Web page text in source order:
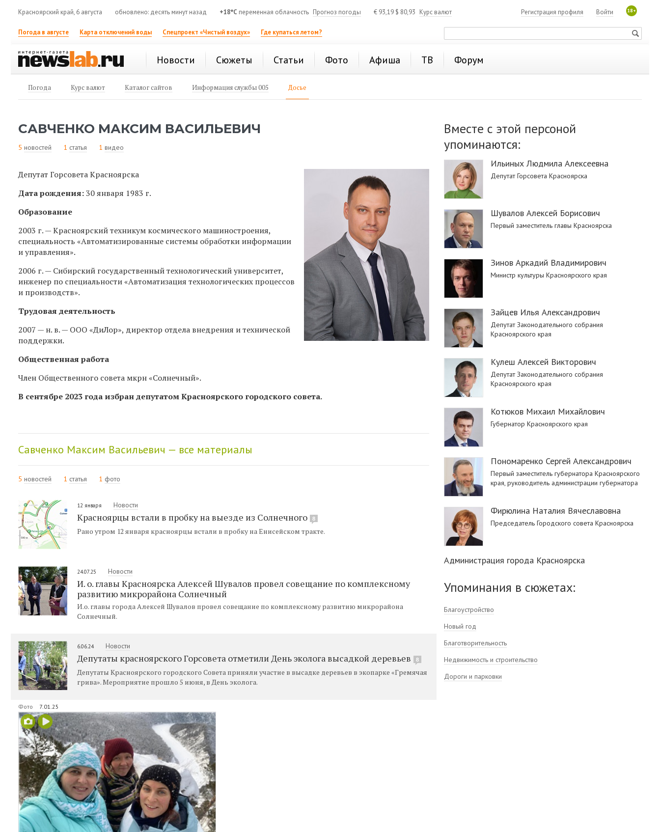
Красноярский край, 6 августа обновлено: десять минут назад +18°C переменная облачность Прогноз погоды € 93,19 $ 80,93 Курс валют 18+
Войти
Регистрация профиля
Погода в августе Карта отключений воды Спецпроект «Чистый воздух» Где купаться летом?
Новости Сюжеты Статьи Фото Афиша ТВ Форум
Погода Курс валют Каталог сайтов Информация службы 005 Досье
САВЧЕНКО МАКСИМ ВАСИЛЬЕВИЧ
5 новостей 1 статья 1 видео
Депутат Горсовета Красноярска
Дата рождения:30 января 1983 г.
Образование
2003 г. — Красноярский техникум космического машиностроения,
специальность «Автоматизированные системы обработки информации
и управления».
2006 г. — Сибирский государственный технологический университет,
инженер по специальности «Автоматизация технологических процессов
и производств».
Трудовая деятельность
2007 — н. в. — ООО «ДиЛор», директор отдела внедрения и технической
поддержки.
Общественная работа
Член Общественного совета мкрн «Солнечный».
В сентябре 2023 года избран депутатом Красноярского городского совета.
Савченко Максим Васильевич — все материалы
5 новостей 1 статья 1 фото
12 января Новости
Красноярцы встали в пробку на выезде из Солнечного 8
Рано утром 12 января красноярцы встали в пробку на Енисейском тракте.
24.07.25 Новости
И. о. главы Красноярска Алексей Шувалов провел совещание по комплексному
развитию микрорайона Солнечный
И.о. главы города Алексей Шувалов провел совещание по комплексному развитию микрорайона
Солнечный.
6.06.24 Новости
Депутаты красноярского Горсовета отметили День эколога высадкой деревьев 8
Депутаты Красноярского городского Совета приняли участие в высадке деревьев в экопарке «Гремячая
грива». Мероприятие прошло 5 июня, в День эколога.
Фото 7.01.25
Вместе с этой персоной
упоминаются:
Ильиных Людмила Алексеевна
Депутат Горсовета Красноярска
Шувалов Алексей Борисович
Первый заместитель главы Красноярска
Зинов Аркадий Владимирович
Министр культуры Красноярского края
Зайцев Илья Александрович
Депутат Законодательного собрания
Красноярского края
Кулеш Алексей Викторович
Депутат Законодательного собрания
Красноярского края
Котюков Михаил Михайлович
Губернатор Красноярского края
Пономаренко Сергей Александрович
Первый заместитель губернатора Красноярского
края, руководитель администрации губернатора
Фирюлина Наталия Вячеславовна
Председатель Городского совета Красноярска
Администрация города Красноярска
Упоминания в сюжетах:
Благоустройство
Новый год
Благотворительность
Недвижимость и строительство
Дороги и парковки